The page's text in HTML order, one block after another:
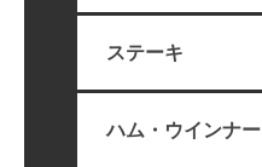
ステーキ
ハム・ウインナー